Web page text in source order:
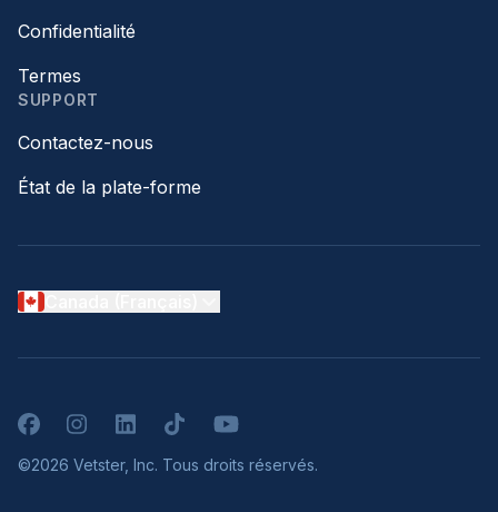
Confidentialité
Termes
SUPPORT
Contactez-nous
État de la plate-forme
FacebookInstagramLinkedInTikTokYouTube
©2026 Vetster, Inc. Tous droits réservés.